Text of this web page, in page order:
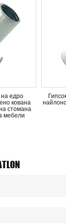
едро
кована
стомана
мебели